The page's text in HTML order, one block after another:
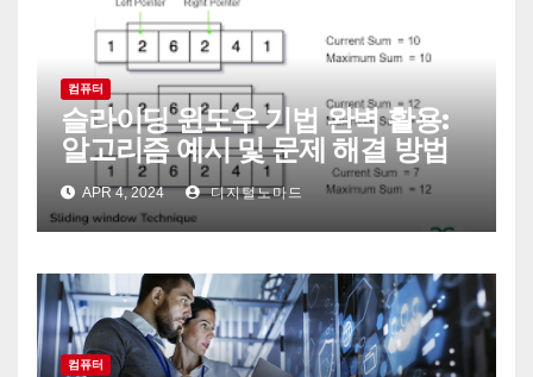
컴퓨터
슬라이딩 윈도우 기법 완벽 활용:
알고리즘 예시 및 문제 해결 방법
APR 4, 2024 디지털노마드
컴퓨터